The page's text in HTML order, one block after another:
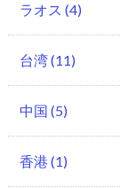
ラオス (4)
台湾(11)
中国 (5)
香港 (1)